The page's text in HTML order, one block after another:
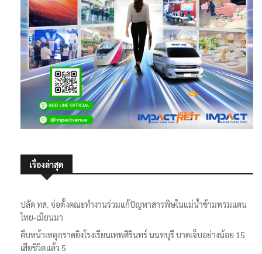
เรื่องล่าสุด
ปลัด ทส. จ่อตั้งคณะทำงานร่วมแก้ปัญหาสารพิษในแม่น้ำข้ามพรมแดน
ไทย-เมียนมา
คืบหน้าเหตุกราดยิงโรงเรียนเทพศิรินทร์ นนทบุรี บาดเจ็บอย่างน้อย 15
เสียชีวิตแล้ว 5